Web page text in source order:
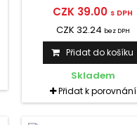
CZK 39.00 s DPH
CZK 32.24 bez DPH
Přidat do košíku
Skladem
Přidat k porovnání